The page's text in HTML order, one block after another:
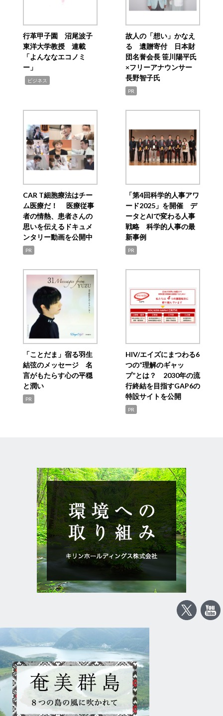
行革甲子園 沼尾波子
東洋大学教授 連載
「よんななエコノミ
ー」
ビジネス
故人の「想い」かなえ
る 遺贈寄付 日本財
団名誉会長 笹川陽平氏
×フリーアナウンサー
長野智子氏
PR
CAR T細胞療法はチー
ム医療だ！ 医療従事
者の情熱、患者さんの
思いを伝えるドキュメ
ンタリー動画を公開中
PR
「第4回科学的人事アワ
ード2025」を開催 デ
ータとAIで変わる人事
戦略 科学的人事の最
新事例
PR
「ことだま」宿る羽生
結弦のメッセージ 名
言がもたらす心の平穏
と潤い
PR
HIV/エイズにまつわる6
つの“理解のギャッ
プ”とは？ 2030年の流
行終結を目指すGAP6の
特設サイトを公開
PR